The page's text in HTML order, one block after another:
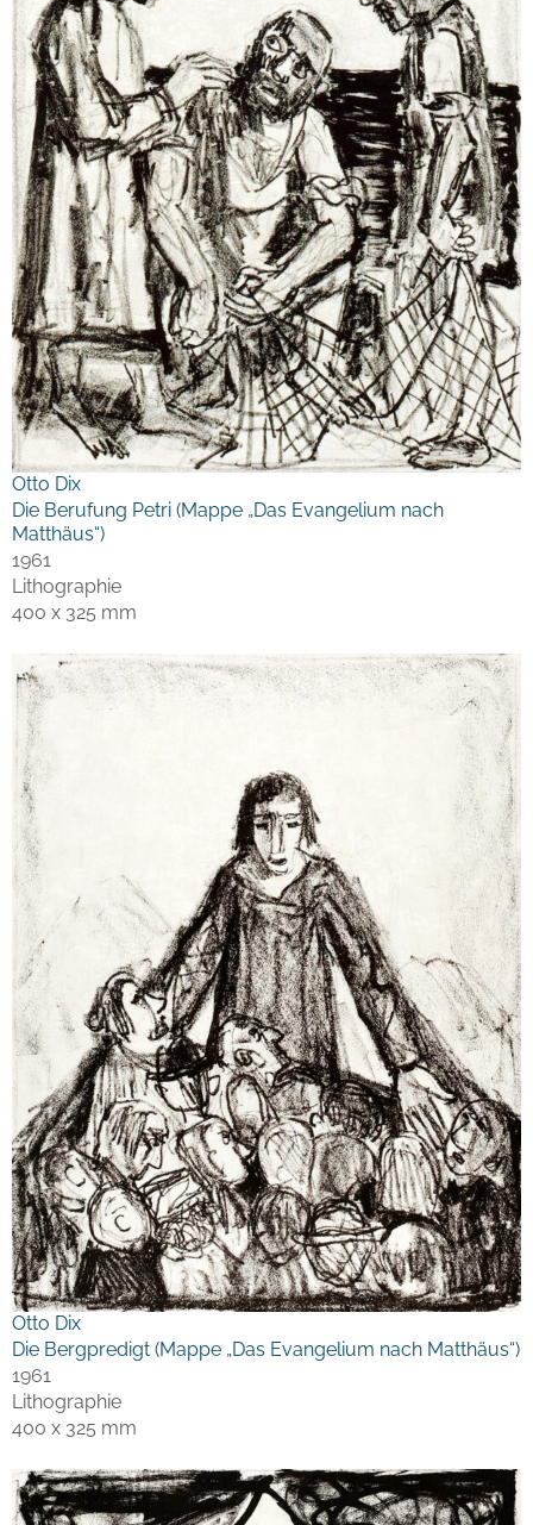
Otto Dix
Die Berufung Petri (Mappe „Das Evangelium nach
Matthäus“)
1961
Lithographie
400 x 325 mm
Otto Dix
Die Bergpredigt (Mappe „Das Evangelium nach Matthäus“)
1961
Lithographie
400 x 325 mm